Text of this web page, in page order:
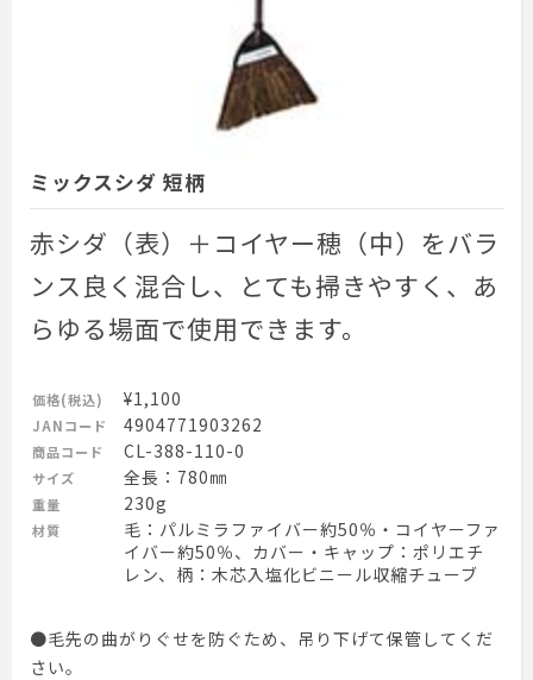
ミックスシダ 短柄
赤シダ（表）＋コイヤー穂（中）をバラ
ンス良く混合し、とても掃きやすく、あ
らゆる場面で使用できます。
価格(税込) ¥1,100
JANコード 4904771903262
商品コード CL-388-110-0
サイズ 全長：780㎜
重量 230g
材質
毛：パルミラファイバー約50％・コイヤーファ
イバー約50％、カバー・キャップ：ポリエチ
レン、柄：木芯入塩化ビニール収縮チューブ
●毛先の曲がりぐせを防ぐため、吊り下げて保管してくだ
さい。